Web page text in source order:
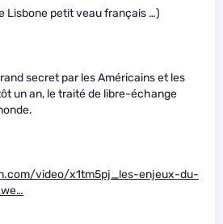
Lisbone petit veau français …)
secret par les Américains et les
un an, le traité de libre-échange
video/x1tm5pj_les-enjeux-du-